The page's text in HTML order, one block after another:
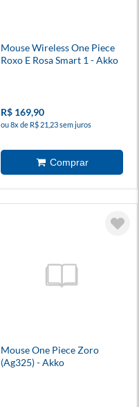
Mouse Wireless One Piece
Roxo E Rosa Smart 1 - Akko
R$ 169,90
ou 8x de R$ 21,23 sem juros
Mouse One Piece Zoro
(Ag325) - Akko